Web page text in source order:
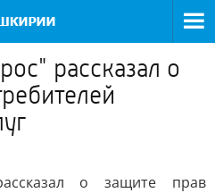
рассказал о
о защите прав